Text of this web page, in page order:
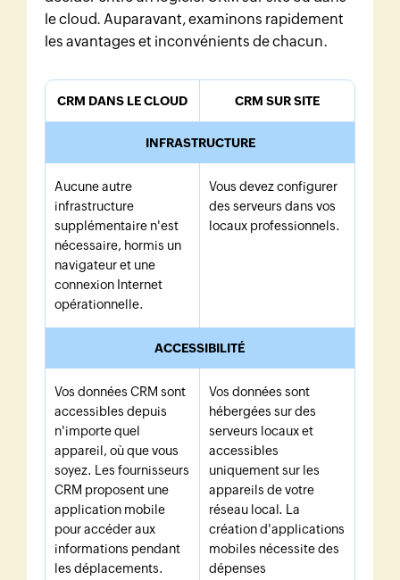
le cloud. Auparavant, examinons rapidement
les avantages et inconvénients de chacun.
CRM DANS LE CLOUD CRM SUR SITE
INFRASTRUCTURE
Aucune autre
infrastructure
supplémentaire n'est
nécessaire, hormis un
navigateur et une
connexion Internet
opérationnelle.
Vous devez configurer
des serveurs dans vos
locaux professionnels.
ACCESSIBILITÉ
Vos données CRM sont
accessibles depuis
n'importe quel
appareil, où que vous
soyez. Les fournisseurs
CRM proposent une
application mobile
pour accéder aux
informations pendant
les déplacements.
Vos données sont
hébergées sur des
serveurs locaux et
accessibles
uniquement sur les
appareils de votre
réseau local. La
création d'applications
mobiles nécessite des
dépenses